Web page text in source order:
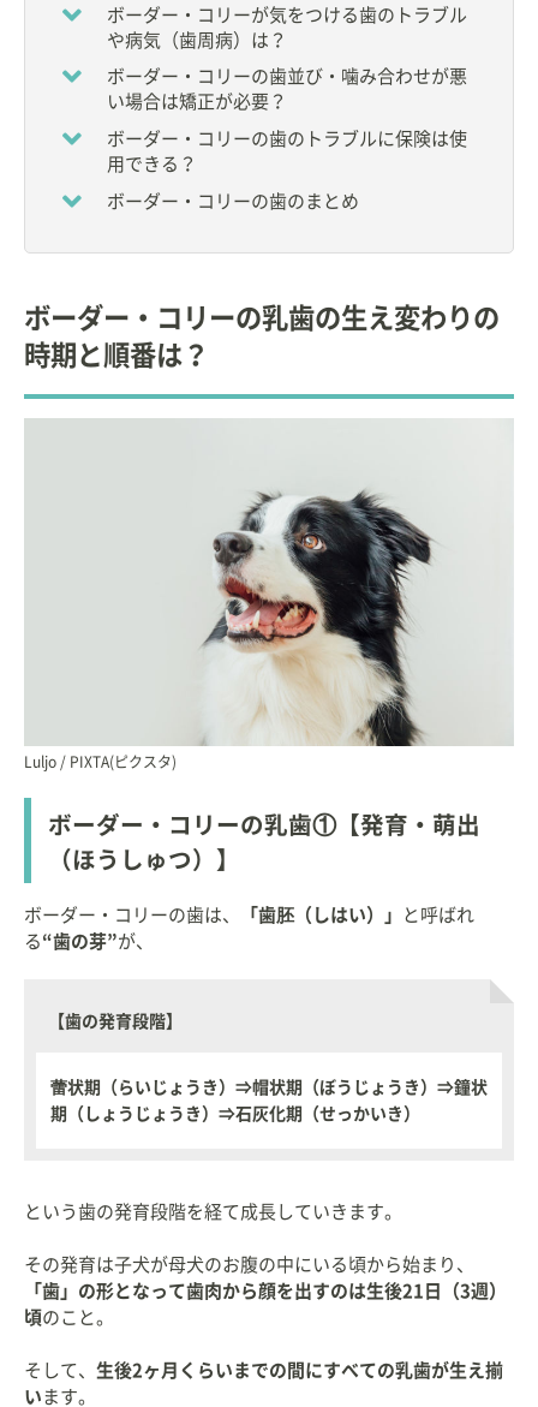
◆財団法人 動物臨床医学会 理事
◆公益財団法人 動物臨床医学研究所
◆
日本獣医療倫理研究会（JAMLAS） 理事
◆NPO法人 高齢者のペット飼育支援獣医師ネットワ
◆日本獣医臨床病理学会評議員
◆社団法人 日本動物病院福祉協会
◆
世界動物病院協会
その他の会に所属し、研究活動を精力的に行ってい
る。
◇岩手大学 農学部獣医学科 非常勤講師（2008～
2012年）
日本大学 生物資源科学部 獣医学科 高度臨床獣医学
非常勤講師（2013年～）
「基礎から学ぶ小動物の歯科診療 Vol.1」interzoo
「基礎から学ぶ小動物の歯科診療 Vol.2」interzoo
ボーダー・コリーが気をつける歯のトラブル
や病気（歯周病）は？
ボーダー・コリーの歯並び・噛み合わせが悪
い場合は矯正が必要？
ボーダー・コリーの歯のトラブルに保険は使
用できる？
ボーダー・コリーの歯のまとめ
ボーダー・コリーの乳歯の生え変わりの
時期と順番は？
Luljo / PIXTA(ピクスタ)
ボーダー・コリーの乳歯①【発育・萌出
（ほうしゅつ）】
ボーダー・コリーの歯は、 「歯胚（しはい）」
と呼ばれ
る “歯の芽”が、
【歯の発育段階】
蕾状期（らいじょうき）⇒帽状期（ぼうじょうき）⇒鐘状
期（しょうじょうき）⇒石灰化期（せっかいき）
という歯の発育段階を経て成長していきます。
その発育は子犬が母犬のお腹の中にいる頃から始まり、
「歯」の形となって歯肉から顔を出すのは生後21日（3週）
頃のこと。
そして、 生後2ヶ月くらいまでの間にすべての乳歯が生え揃
い ます。